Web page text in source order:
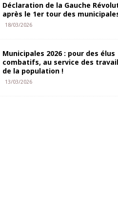
Déclaration de la Gauche
après le 1er tour des
18/03/2026
Municipales 2026 : pour des élus
combatifs, au service des
de la population !
13/03/2026